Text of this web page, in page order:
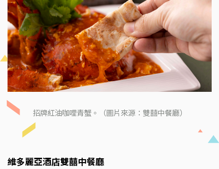
招牌紅油咖哩青蟹。（圖片來源：雙囍中餐廳）
維多麗亞酒店雙囍中餐廳